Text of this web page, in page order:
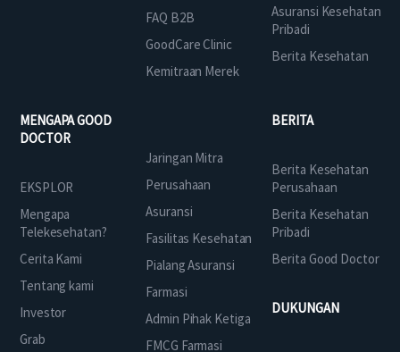
FAQ B2B
GoodCare Clinic
Kemitraan Merek
Asuransi Kesehatan
Pribadi
Berita Kesehatan
MENGAPA GOOD
DOCTOR
EKSPLOR
Mengapa
Telekesehatan?
Cerita Kami
Tentang kami
Investor
Grab
Jaringan Mitra
Perusahaan
Asuransi
Fasilitas Kesehatan
Pialang Asuransi
Farmasi
Admin Pihak Ketiga
FMCG Farmasi
BERITA
Berita Kesehatan
Perusahaan
Berita Kesehatan
Pribadi
Berita Good Doctor
DUKUNGAN